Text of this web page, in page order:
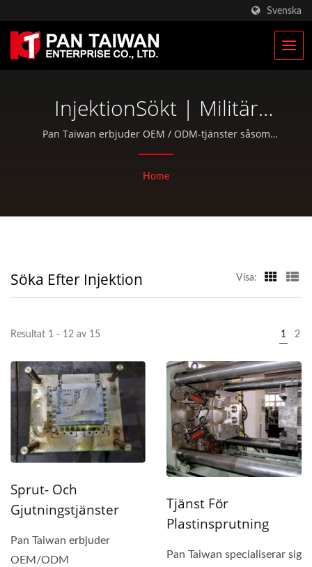
Svenska
InjektionSökt | Militär
Taktiska Väskor & Militär
Ryggsäckstillverkare | Pan
Pan Taiwan erbjuder OEM / ODM-tjänster såsom
plastinjektion, gjutning, smide, CNC-bearbetning, EDC-
utomhusaktiviteter.
Home
Söka Efter Injektion Visa:
Resultat 1 - 12 av 15 1 2
Sprut- Och
Gjutningstjänster
Pan Taiwan erbjuder
OEM/ODM
Tjänst För
Plastinsprutning
Pan Taiwan specialiserar sig